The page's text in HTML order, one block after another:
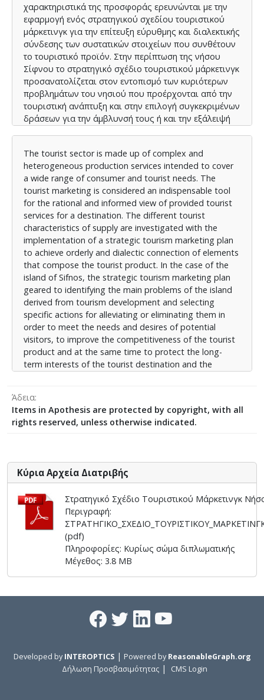
χαρακτηριστικά της προσφοράς ερευνώνται με την
εφαρμογή ενός στρατηγικού σχεδίου τουριστικού
μάρκετινγκ για την επίτευξη εύρυθμης και διαλεκτικής
σύνδεσης των συστατικών στοιχείων που συνθέτουν
το τουριστικό προϊόν. Στην περίπτωση της νήσου
Σίφνου το στρατηγικό σχέδιο τουριστικού μάρκετινγκ
προσανατολίζεται στον εντοπισμό των κυριότερων
προβλημάτων του νησιού που προέρχονται από την
τουριστική ανάπτυξη και στην επιλογή συγκεκριμένων
δράσεων για την άμβλυνσή τους ή και την εξάλειψή
ανταγωνιστικότητα του τουριστικού προϊόντος και
παράλληλα να προστατευθούν τα μακροπρόθεσμα
συμφέροντα του τουριστικού προορισμού και η
ευημερία του τοπικού κοινωνικού συνόλου. Η
προσέλκυση εναλλακτικών μορφών τουρισμού, η
πιθανή βελτίωση της θέσης του τουριστικού
προορισμού και η διαφοροποίηση σε σχέση με τον
ανταγωνισμό αποτελούν σημαντικά σημεία
ενδιαφέροντος για τη διαμόρφωση των συγκριτικών
πλεονεκτημάτων του νησιού.
The tourist sector is made up of complex and
heterogeneous production services intended to cover
a wide range of consumer and tourist needs. The
tourist marketing is considered an indispensable tool
for the rational and informed view of provided tourist
services for a destination. The different tourist
characteristics of supply are investigated with the
implementation of a strategic tourism marketing plan
to achieve orderly and dialectic connection of elements
that compose the tourist product. In the case of the
island of Sifnos, the strategic tourism marketing plan
geared to identifying the main problems of the island
derived from tourism development and selecting
specific actions for alleviating or eliminating them in
order to meet the needs and desires of potential
visitors, to improve the competitiveness of the tourist
product and at the same time to protect the long-
term interests of the tourist destination and the
position of the tourist destination and differentiation in
relation to competition are important landmarks for
the formation of the comparative advantages of the
Άδεια
Items in Apothesis are protected by copyright, with all
rights reserved, unless otherwise indicated.
Κύρια Αρχεία Διατριβής
Στρατηγικό Σχέδιο Τουριστικού Μάρκετινγκ
Περιγραφή:
(pdf)
Πληροφορίες: Κυρίως σώμα διπλωματικής
Μέγεθος: 3.8 MB
Developed by INTEROPTICS| Powered by ReasonableGraph.org
Δήλωση Προσβασιμότητας| CMS Login